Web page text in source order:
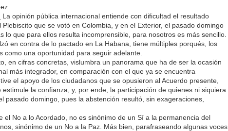
opinión pública internacional entiende con dificultad el resultado
que se votó en Colombia, y en el Exterior, el pasado domingo
lo que para ellos resulta incomprensible, para nosotros es más sencillo.
en contra de lo pactado en La Habana, tiene múltiples porqués, los
como una oportunidad para seguir adelante.
en cifras concretas, vislumbra un panorama que ha de ser la ocasión
más integrador, en comparación con el que ya se encuentra
el apoyo de los ciudadanos que se opusieron al Acuerdo presente,
la confianza, y, por ende, la participación de quienes ni siquiera
pasado domingo, pues la abstención resultó, sin exageraciones,
el No a lo Acordado, no es sinónimo de un Sí a la permanencia del
sinónimo de un No a la Paz. Más bien, parafraseando algunas voces